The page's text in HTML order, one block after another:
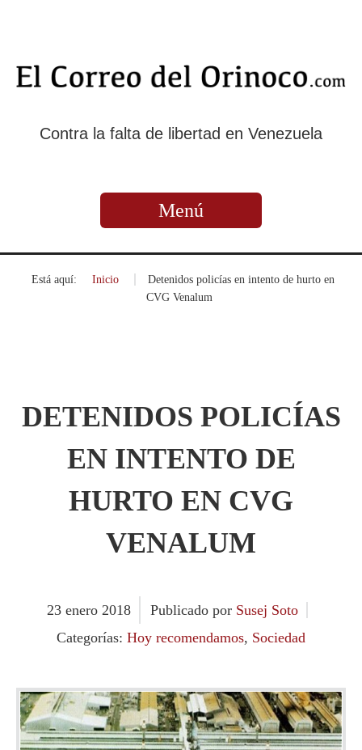
Contra la falta de libertad en Venezuela
Menú
Está aquí: Inicio
Detenidos policías en intento de hurto en
CVG Venalum
DETENIDOS POLICÍAS
EN INTENTO DE
HURTO EN CVG
VENALUM
23 enero 2018 Publicado por Susej Soto
Categorías: Hoy recomendamos, Sociedad